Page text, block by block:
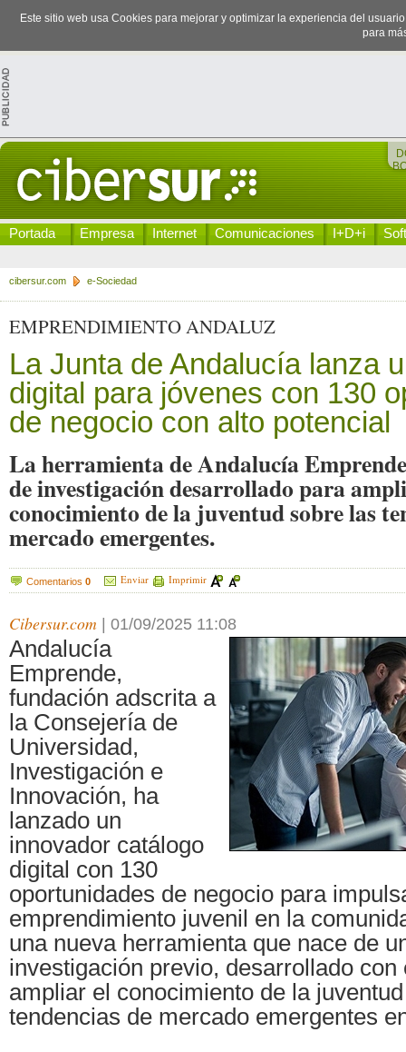
Este sitio web usa Cookies para mejorar y optimizar la experiencia del
para
Portada Empresa Internet Comunicaciones I+D+i
cibersur.com e-Sociedad
EMPRENDIMIENTO ANDALUZ
La Junta de Andalucía lanza
digital para jóvenes con 130
de negocio con alto potencial
La herramienta de Andalucía
de investigación desarrollado para
conocimiento de la juventud sobre las
mercado emergentes.
Comentarios 0 Enviar Imprimir
Cibersur.com 01/09/2025 11:08
Andalucía
Emprende,
fundación adscrita a
la Consejería de
Universidad,
Investigación e
Innovación, ha
lanzado un
innovador catálogo
digital con 130
oportunidades de negocio para
emprendimiento juvenil en la
una nueva herramienta que nace de
investigación previo, desarrollado con
ampliar el conocimiento de la
tendencias de mercado emergentes